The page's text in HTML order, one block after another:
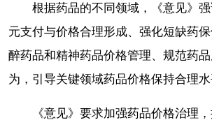
根据药品的不同领域，《意见》
元支付与价格合理形成、强化短缺药
醉药品和精神药品价格管理、规范药
为，引导关键领域药品价格保持合理水
《意见》要求加强药品价格治理